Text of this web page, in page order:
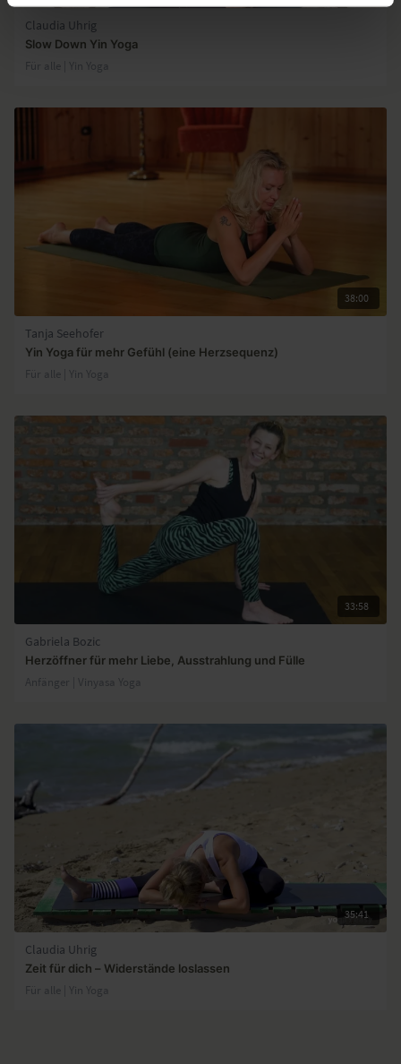
Claudia Uhrig
Slow Down Yin Yoga
Für alle | Yin Yoga
38:00
Tanja Seehofer
Yin Yoga für mehr Gefühl (eine Herzsequenz)
Für alle | Yin Yoga
33:58
Gabriela Bozic
Herzöffner für mehr Liebe, Ausstrahlung und Fülle
Anfänger | Vinyasa Yoga
35:41
Claudia Uhrig
Zeit für dich – Widerstände loslassen
Für alle | Yin Yoga